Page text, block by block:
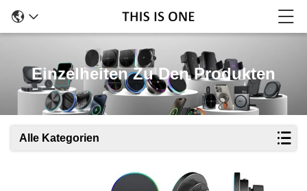
Einzelheiten Zu Den Produkten
Alle Kategorien